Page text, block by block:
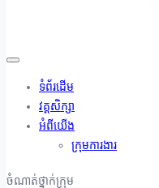
ទំព័រដើម
វគ្គសិក្សា
អំពីយើង
ក្រុមការងារ
ចំណាត់ថ្នាក់ក្រុម